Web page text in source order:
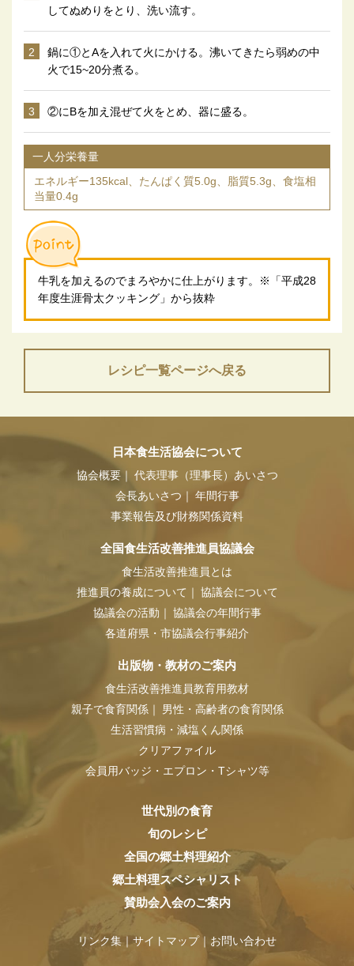
してぬめりをとり、洗い流す。
2
鍋に①とAを入れて火にかける。沸いてきたら弱めの中
火で15~20分煮る。
3 ②にBを加え混ぜて火をとめ、器に盛る。
一人分栄養量
エネルギー135kcal、たんぱく質5.0g、脂質5.3g、食塩相
当量0.4g
牛乳を加えるのでまろやかに仕上がります。※「平成28
年度生涯骨太クッキング」から抜粋
レシピ一覧ページへ戻る
日本食生活協会について
協会概要
代表理事（理事長）あいさつ
会長あいさつ
年間行事
事業報告及び財務関係資料
全国食生活改善推進員協議会
食生活改善推進員とは
推進員の養成について
協議会について
協議会の活動
協議会の年間行事
各道府県・市協議会行事紹介
出版物・教材のご案内
食生活改善推進員教育用教材
親子で食育関係
男性・高齢者の食育関係
生活習慣病・減塩くん関係
クリアファイル
会員用バッジ・エプロン・Tシャツ等
世代別の食育
旬のレシピ
全国の郷土料理紹介
郷土料理スペシャリスト
賛助会入会のご案内
リンク集 サイトマップ お問い合わせ